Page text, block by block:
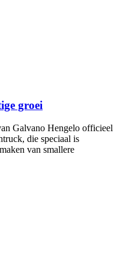
groei
Galvano Hengelo officieel
die speciaal is
van smallere